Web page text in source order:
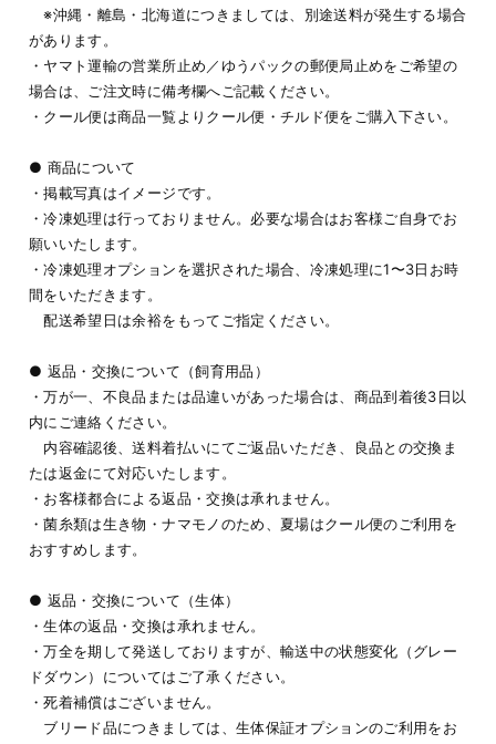
※沖縄・離島・北海道につきましては、別途送料が発生する場合
があります。
・ヤマト運輸の営業所止め／ゆうパックの郵便局止めをご希望の
場合は、ご注文時に備考欄へご記載ください。
・クール便は商品一覧よりクール便・チルド便をご購入下さい。
● 商品について
・掲載写真はイメージです。
・冷凍処理は行っておりません。必要な場合はお客様ご自身でお
願いいたします。
・冷凍処理オプションを選択された場合、冷凍処理に1〜3日お時
間をいただきます。
配送希望日は余裕をもってご指定ください。
● 返品・交換について（飼育用品）
・万が一、不良品または品違いがあった場合は、商品到着後3日以
内にご連絡ください。
内容確認後、送料着払いにてご返品いただき、良品との交換ま
たは返金にて対応いたします。
・お客様都合による返品・交換は承れません。
・菌糸類は生き物・ナマモノのため、夏場はクール便のご利用を
おすすめします。
● 返品・交換について（生体）
・生体の返品・交換は承れません。
・万全を期して発送しておりますが、輸送中の状態変化（グレー
ドダウン）についてはご了承ください。
・死着補償はございません。
ブリード品につきましては、生体保証オプションのご利用をお